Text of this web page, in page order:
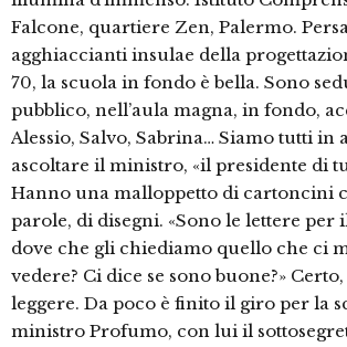
Falcone, quartiere Zen, Palermo.
agghiaccianti insulae della
70, la scuola in fondo è bella. Sono
pubblico, nell’aula magna, in fondo,
Alessio, Salvo, Sabrina… Siamo tutti in
ascoltare il ministro, «il presidente di
Hanno una malloppetto di cartoncini
parole, di disegni. «Sono le lettere per
dove che gli chiediamo quello che ci
vedere? Ci dice se sono buone?»
leggere. Da poco è finito il giro per la
ministro Profumo, con lui il